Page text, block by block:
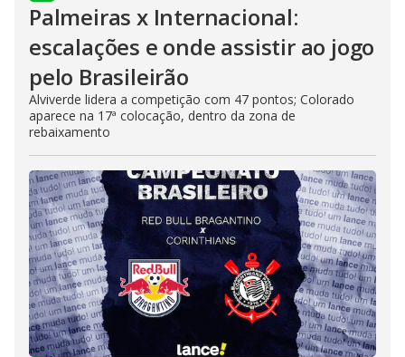
Palmeiras x Internacional:
escalações e onde assistir ao jogo
pelo Brasileirão
Alviverde lidera a competição com 47 pontos; Colorado
aparece na 17ª colocação, dentro da zona de
rebaixamento